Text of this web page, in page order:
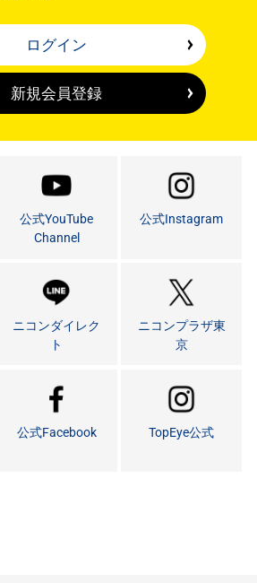
ログイン
新規会員登録
公式YouTube
Channel
公式Instagram
ニコンダイレク
ト
ニコンプラザ東
京
公式Facebook TopEye公式